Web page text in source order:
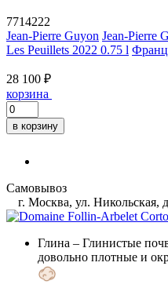
7714222
Jean-Pierre Guyon Jean-Pierre
Les Peuillets 2022 0.75 l
28 100 ₽
корзина
в корзину
Самовывоз
г. Москва, ул. Никольская,
Глина – Глинистые
довольно плотные и